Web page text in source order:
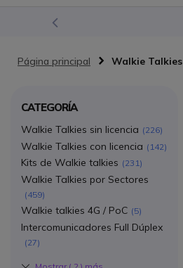
Página principal Walkie Talkies
CATEGORÍA
Walkie Talkies sin licencia 226
Walkie Talkies con licencia 142
Kits de Walkie talkies 231
Walkie Talkies por Sectores
459
Walkie talkies 4G / PoC 5
Intercomunicadores Full Dúplex
27